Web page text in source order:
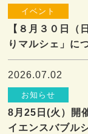
イベント
【８月３０日（
りマルシェ」に
2026.07.02
お知らせ
8月25日(火）開
イエンスバブル